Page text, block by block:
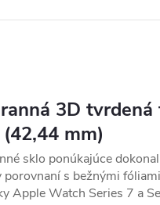
3D
mm)
sklo ponúkajúce
porovnaní s bežnými
Apple Watch Series 7 a